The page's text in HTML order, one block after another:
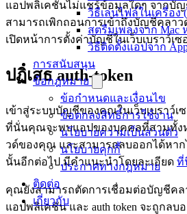
วิธีเล่นไฟล์ในเครื่อง
สตรีมเพลงจาก Mac
วิธีติดตั้งแอปจาก
การสนับสนุน
ข้อกฎหมาย
ข้อกำหนดและเงื่อนไข
ข้อตกลงสิทธิ์การใช้งาน
นโยบายความเป็นส่วนตัว
นโยบายคุกกี้
ประกาศทางกฎหมาย
ติดต่อ
เกี่ยวกับ
แอปพลิเคชันไม่แชร์ข้อมูลใดๆ จากบั
สามารถเพิกถอนการเข้าถึงบัญชีคลา
เปิดหน้าการตั้งค่าบัญชีในเว็บเบราว์เซ
ปฏิเสธ auth-token
เข้าสู่ระบบบัญชีของคุณในเว็บเบราว์เ
ที่นั่นคุณจะพบแอปของบุคคลที่สามทั้
วด์ของคุณ และสามารถลบออกได้หา
นั้นอีกต่อไป มีคำแนะนำโดยละเอียด ที่
คุณยังสามารถตัดการเชื่อมต่อบัญชีคล
แอปพลิเคชัน และ auth token จะถูกล